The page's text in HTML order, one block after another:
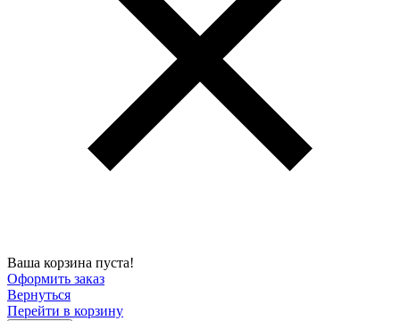
Ваша корзина пуста!
Оформить заказ
Вернуться
Перейти в корзину